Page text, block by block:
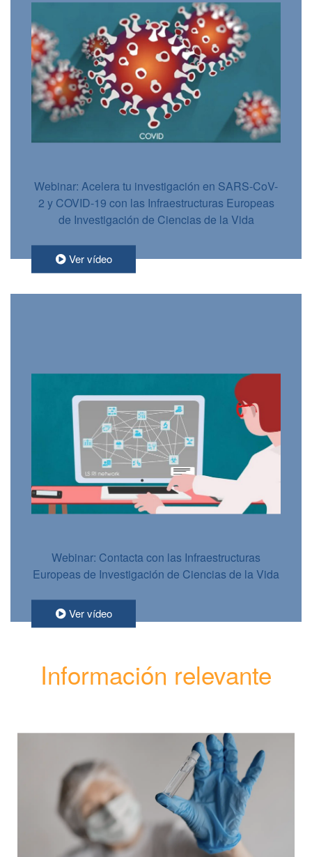
Webinar: Acelera tu investigación en SARS-CoV-
2 y COVID-19 con las Infraestructuras Europeas
de Investigación de Ciencias de la Vida
Ver vídeo
Webinar: Contacta con las Infraestructuras
Europeas de Investigación de Ciencias de la Vida
Ver vídeo
Información relevante